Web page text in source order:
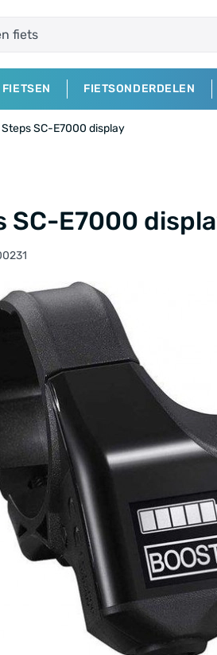
FIETSEN FIETSONDERDELEN
SC-E7000 display
SC-E7000